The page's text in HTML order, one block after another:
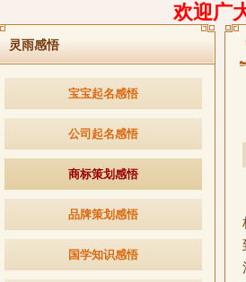
欢迎广
灵雨感悟
宝宝起名感悟
公司起名感悟
商标策划感悟
品牌策划感悟
国学知识感悟